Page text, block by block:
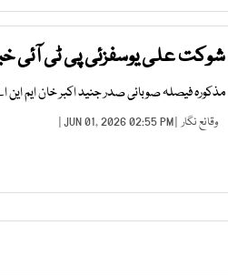
شوکت علی یوسفزئی پی ٹی آئی
مذکورہ فیصلہ صوبائی صدر جنید اکبر خان ایم این
وقائع نگار | JUN 01, 2026 02:55 PM |